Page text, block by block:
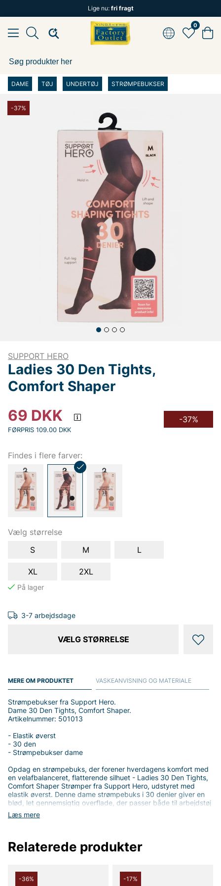
Lige nu: fri fragt
0
DAME TØJ UNDERTØJ STRØMPEBUKSER
-37%
SUPPORT HERO
Ladies 30 Den Tights,
Comfort Shaper
69 DKK
FØRPRIS 109.00 DKK
-37%
Findes i flere farver:
Vælg størrelse
S
M L
XL 2XL
3-7 arbejdsdage
VÆLG STØRRELSE
MERE OM PRODUKTET
Læs mere
Strømpebukser fra Support Hero.
Dame 30 Den Tights, Comfort Shaper.
Artikelnummer: 501013
- Elastik øverst
- 30 den
- Strømpebukser dame
Opdag en strømpebuks, der forener hverdagens komfort med
en velafbalanceret, flatterende silhuet - Ladies 30 Den Tights,
Comfort Shaper Strømper fra Support Hero, udstyret med
elastik øverst. Denne dame strømpebuks i 30 denier giver en
blød, let gennemsigtig overflade, der passer både til arbejdstøj
og mere festlige outfits. Takket være Comfort Shaper-
konstruktionen føles der en let shaping-effekt, som hjælper
Elastikken øverst er en simpel, men vigtig detalje, som holder
sikrer, at tøjet sidder, hvor det skal, og minimerer risikoen for
glid, folder eller ubehagelige gnidninger. Materialeblandingen -
VASKEANVISNING OG MATERIALE
Relaterede produkter
-36% -17%